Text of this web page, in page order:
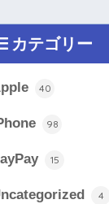
カテゴリー
40
98
15
4